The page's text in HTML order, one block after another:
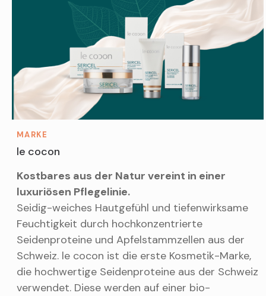
MARKE
le cocon
Kostbares aus der Natur vereint in einer
luxuriösen Pflegelinie.
Seidig-weiches Hautgefühl und tiefenwirksame
Feuchtigkeit durch hochkonzentrierte
Seidenproteine und Apfelstammzellen aus der
Schweiz. le cocon ist die erste Kosmetik-Marke,
die hochwertige Seidenproteine aus der Schweiz
verwendet. Diese werden auf einer bio-